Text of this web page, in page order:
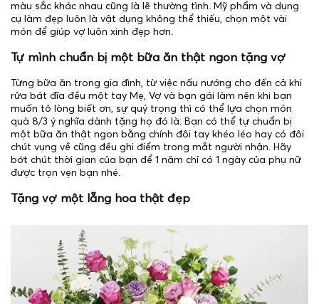
màu sắc khác nhau cũng là lẽ thường tình. Mỹ phẩm và dụng
cụ làm đẹp luôn là vật dụng không thể thiếu, chọn một vài
món để giúp vợ luôn xinh đẹp hơn.
Tự mình chuẩn bị một bữa ăn thật ngon tặng vợ
Từng bữa ăn trong gia đình, từ việc nấu nướng cho đến cả khi
rửa bát đĩa đều một tay Mẹ, Vợ và bạn gái làm nên khi bạn
muốn tỏ lòng biết ơn, sự quý trọng thì có thể lựa chọn món
quà 8/3 ý nghĩa dành tặng họ đó là: Bạn có thể tự chuẩn bị
một bữa ăn thật ngon bằng chính đôi tay khéo léo hay có đôi
chút vụng về cũng đều ghi điểm trong mắt người nhận. Hãy
bớt chút thời gian của bạn để 1 năm chỉ có 1 ngày của phụ nữ
được trọn vẹn bạn nhé.
Tặng vợ một lẵng hoa thật đẹp